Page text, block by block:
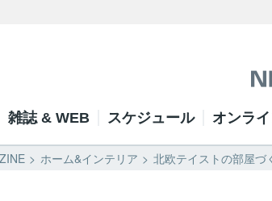
雑誌 & WEB スケジュール オンラ
ホーム&インテリア 北欧テイストの部屋